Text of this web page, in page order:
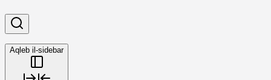
Aqleb il-sidebar